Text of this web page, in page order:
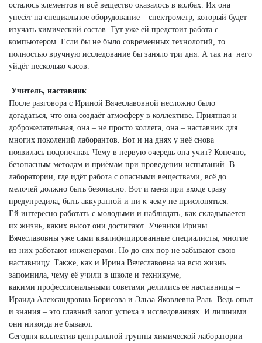
осталось элементов и всё вещество оказалось в колбах. Их она
унесёт на специальное оборудование – спектрометр, который будет
изучать химический состав. Тут уже ей предстоит работа с
компьютером. Если бы не было современных технологий, то
полностью вручную исследование бы заняло три дня. А так на него
уйдёт несколько часов.
Учитель, наставник
После разговора с Ириной Вячеславовной несложно было
догадаться, что она создаёт атмосферу в коллективе. Приятная и
доброжелательная, она – не просто коллега, она – наставник для
многих поколений лаборантов. Вот и на днях у неё снова
появилась подопечная. Чему в первую очередь она учит? Конечно,
безопасным методам и приёмам при проведении испытаний. В
лаборатории, где идёт работа с опасными веществами, всё до
мелочей должно быть безопасно. Вот и меня при входе сразу
предупредила, быть аккуратной и ни к чему не прислоняться.
Ей интересно работать с молодыми и наблюдать, как складывается
их жизнь, каких высот они достигают. Ученики Ирины
Вячеславовны уже сами квалифицированные специалисты, многие
из них работают инженерами. Но до сих пор не забывают свою
наставницу. Также, как и Ирина Вячеславовна на всю жизнь
запомнила, чему её учили в школе и техникуме,
какими профессиональными советами делились её наставницы –
Ираида Александровна Борисова и Эльза Яковлевна Раль. Ведь опыт
и знания – это главный залог успеха в исследованиях. И лишними
они никогда не бывают.
Сегодня коллектив центральной группы химической лаборатории